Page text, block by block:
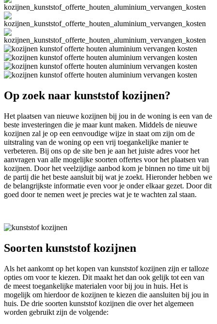
Op zoek naar kunststof kozijnen?
Het plaatsen van nieuwe kozijnen bij jou in de woning is een van de
beste investeringen die je maar kunt maken. Middels de nieuwe
kozijnen zal je op een eenvoudige wijze in staat om zijn om de
uitstraling van de woning op een vrij toegankelijke manier te
verbeteren. Bij ons op de site ben je aan het juiste adres voor het
aanvragen van alle mogelijke soorten offertes voor het plaatsen van
kozijnen. Door het veelzijdige aanbod kom je binnen no time uit bij
de partij die het beste aansluit bij wat je zoekt. Hieronder hebben we
de belangrijkste informatie even voor je onder elkaar gezet. Door dit
goed door te nemen weet je precies wat je te wachten zal staan.
Soorten kunststof kozijnen
Als het aankomt op het kopen van kunststof kozijnen zijn er talloze
opties om voor te kiezen. Dit maakt het dan ook gelijk tot een van
de meest toegankelijke materialen voor bij jou in huis. Het is
mogelijk om hierdoor de kozijnen te kiezen die aansluiten bij jou in
huis. De drie soorten kunststof kozijnen die over het algemeen
worden gebruikt zijn de volgende: